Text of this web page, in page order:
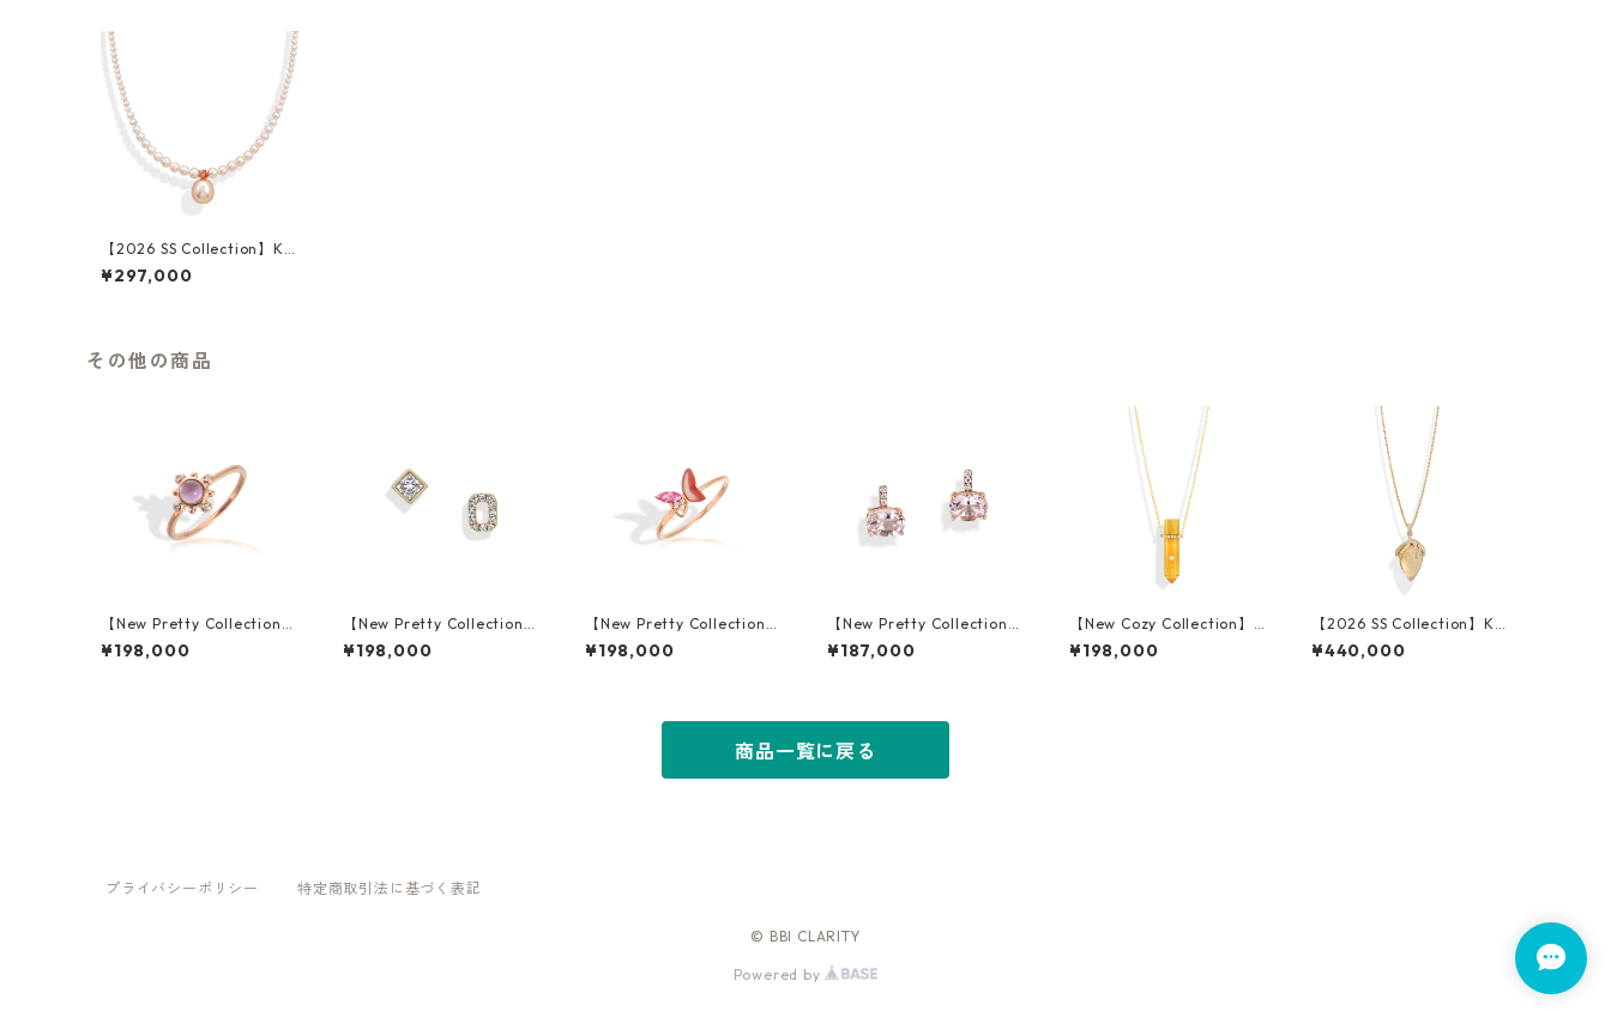
【2026 SS Collection】K18
YG Fresh Water Pearl Ora
nge Sapphire Necklace
¥297,000
その他の商品
【New Pretty Collection】
K18PG Amethyst Ring
¥198,000
【New Pretty Collection】
K18YG Diamond Pierced E
arrings
¥198,000
【New Pretty Collection】
K18PG Shell Pink Sapphire
Ring
¥198,000
【New Pretty Collection】
K18PG Morganite Pierced
Earrings
¥187,000
【New Cozy Collection】K
10YG Citrine Necklace
¥198,000
【2026 SS Collection】K18
YG Citrine Diamond Pend
ant
¥440,000
商品一覧に戻る
プライバシーポリシー 特定商取引法に基づく表記
© BBI CLARITY
Powered by